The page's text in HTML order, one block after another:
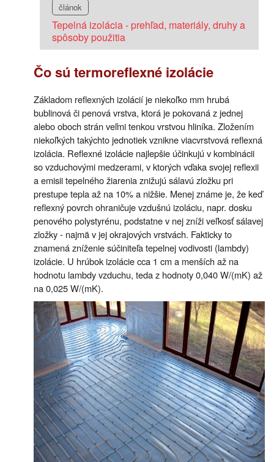
článok
Tepelná izolácia - prehľad, materiály, druhy a
spôsoby použitia
Čo sú termoreflexné izolácie
Základom reflexných izolácií je niekoľko mm hrubá
bublinová či penová vrstva, ktorá je pokovaná z jednej
alebo oboch strán veľmi tenkou vrstvou hliníka. Zložením
niekoľkých takýchto jednotiek vznikne viacvrstvová reflexná
izolácia. Reflexné izolácie najlepšie účinkujú v kombinácii
so vzduchovými medzerami, v ktorých vďaka svojej reflexii
a emisii tepelného žiarenia znižujú sálavú zložku pri
prestupe tepla až na 10% a nižšie. Menej známe je, že keď
reflexný povrch ohraničuje vzdušnú izoláciu, napr. dosku
penového polystyrénu, podstatne v nej zníži veľkosť sálavej
zložky - najmä v jej okrajových vrstvách. Fakticky to
znamená zníženie súčiniteľa tepelnej vodivosti (lambdy)
izolácie. U hrúbok izolácie cca 1 cm a menších až na
hodnotu lambdy vzduchu, teda z hodnoty 0,040 W/(mK) až
na 0,025 W/(mK).